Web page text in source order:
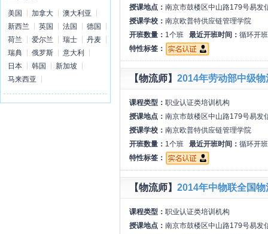
美国 加拿大
澳大利亚
新西兰
英国 法国
德国
荷兰
爱尔兰 瑞士
丹麦
瑞典
俄罗斯
意大利
日本
韩国
新加坡
马来西亚
授课地点： 南京市鼓楼区中山路179号易发
授课学校： 南京欧普特供应链管理学院
开班数量： 1个班 最近开班时间： 循环开班
特性标签：
【物流师】 2014年劳动部中级物
课程类型： 职业认证类培训机构
授课地点： 南京市鼓楼区中山路179号易发
授课学校： 南京欧普特供应链管理学院
开班数量： 1个班 最近开班时间： 循环开班
特性标签：
【物流师】 2014年中物联全国物
课程类型： 职业认证类培训机构
授课地点： 南京市鼓楼区中山路179号易发